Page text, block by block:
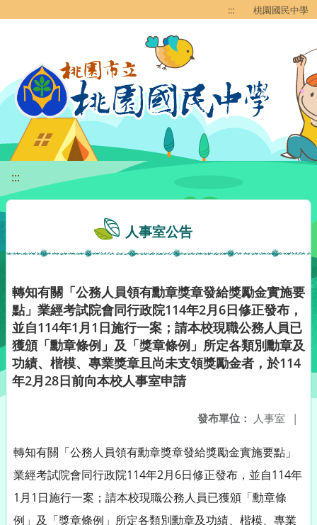
::: 桃園國民中學
:::
人事室公告
轉知有關「公務人員領有勳章獎章發給獎勵金實施要
點」業經考試院會同行政院114年2月6日修正發布，
並自114年1月1日施行一案；請本校現職公務人員已
獲頒「勳章條例」及「獎章條例」所定各類別勳章及
功績、楷模、專業獎章且尚未支領獎勵金者，於114
年2月28日前向本校人事室申請
發布單位： 人事室 |
轉知有關「公務人員領有勳章獎章發給獎勵金實施要點」
業經考試院會同行政院114年2月6日修正發布，並自114年
1月1日施行一案；請本校現職公務人員已獲頒「勳章條
例」及「獎章條例」所定各類別勳章及功績、楷模、專業